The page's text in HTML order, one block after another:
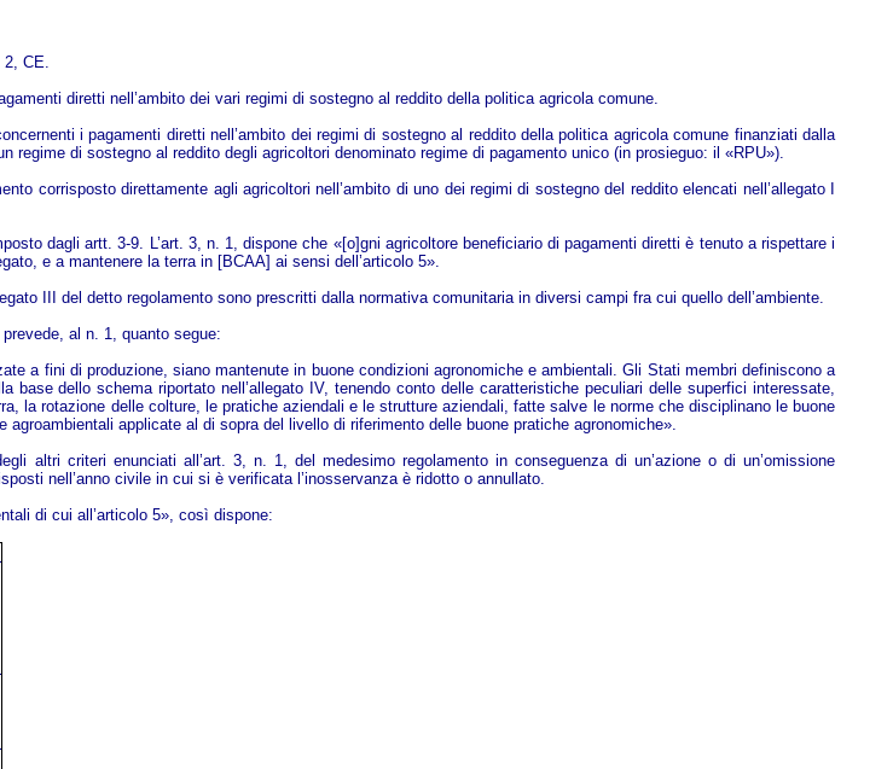
2, CE.
diretti nell’ambito dei vari regimi di sostegno al reddito della politica agricola comune.
i pagamenti diretti nell’ambito dei regimi di sostegno al reddito della politica agricola comune finanziati dalla
di sostegno al reddito degli agricoltori denominato regime di pagamento unico (in prosieguo: il «RPU»).
corrisposto direttamente agli agricoltori nell’ambito di uno dei regimi di sostegno del reddito elencati nell’allegato I
dagli artt. 3-9. L’art. 3, n. 1, dispone che «[o]gni agricoltore beneficiario di pagamenti diretti è tenuto a rispettare i
e a mantenere la terra in [BCAA] ai sensi dell’articolo 5».
III del detto regolamento sono prescritti dalla normativa comunitaria in diversi campi fra cui quello dell’ambiente.
al n. 1, quanto segue:
a fini di produzione, siano mantenute in buone condizioni agronomiche e ambientali. Gli Stati membri definiscono a
dello schema riportato nell’allegato IV, tenendo conto delle caratteristiche peculiari delle superfici interessate,
la rotazione delle colture, le pratiche aziendali e le strutture aziendali, fatte salve le norme che disciplinano le buone
applicate al di sopra del livello di riferimento delle buone pratiche agronomiche».
altri criteri enunciati all’art. 3, n. 1, del medesimo regolamento in conseguenza di un’azione o di un’omissione
nell’anno civile in cui si è verificata l’inosservanza è ridotto o annullato.
di cui all’articolo 5», così dispone: